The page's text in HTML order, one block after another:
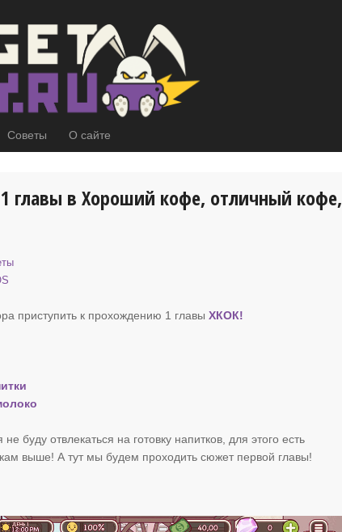
Советы О сайте
главы в Хороший кофе, отличный кофе,
приступить к прохождению 1 главыХКОК!
буду отвлекаться на готовку напитков, для этого есть
выше! А тут мы будем проходить сюжет первой главы!